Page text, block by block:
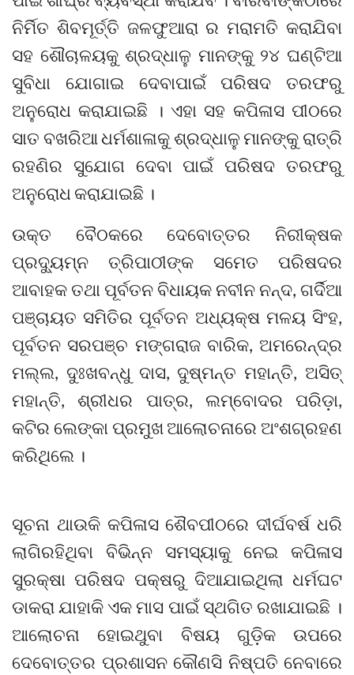
ନିର୍ମିତ ଶିବମୂର୍ତ୍ତି ଜଳଫୁଆରା ର ମରାମତି କରାଯିବା
ସହ ଶୌଚାଳୟକୁ ଶ୍ରଦ୍ଧାଳୁ ମାନଙ୍କୁ ୨୪ ଘଣ୍ଟିଆ
ସୁବିଧା ଯୋଗାଇ ଦେବାପାଇଁ ପରିଷଦ ତରଫରୁ
ଅନୁରୋଧ କରାଯାଇଛି । ଏହା ସହ କପିଳାସ ପୀଠରେ
ସାତ ବଖରିଆ ଧର୍ମଶାଳାକୁ ଶ୍ରଦ୍ଧାଳୁ ମାନଙ୍କୁ ରାତ୍ରି
ରହଣିର ସୁଯୋଗ ଦେବା ପାଇଁ ପରିଷଦ ତରଫରୁ
ଅନୁରୋଧ କରାଯାଇଛି ।
ଉକ୍ତ ବୈଠକରେ ଦେବୋତ୍ତର ନିରୀକ୍ଷକ
ପ୍ରଦ୍ୟୁମ୍ନ ତ୍ରିପାଠୀଙ୍କ ସମେତ ପରିଷଦର
ଆବାହକ ତଥା ପୂର୍ବତନ ବିଧାୟକ ନବୀନ ନନ୍ଦ, ଗର୍ଦିଆ
ପଞ୍ଚାୟତ ସମିତିର ପୂର୍ବତନ ଅଧ୍ୟକ୍ଷ ମଳୟ ସିଂହ,
ପୂର୍ବତନ ସରପଞ୍ଚ ମଙ୍ଗରାଜ ବାରିକ, ଅମରେନ୍ଦ୍ର
ମଲ୍ଲ, ଦୁଃଖବନ୍ଧୁ ଦାସ, ଦୁଷ୍ମନ୍ତ ମହାନ୍ତି, ଅସିତ୍
ମହାନ୍ତି, ଶ୍ରୀଧର ପାତ୍ର, ଲମ୍ବୋଦର ପରିଡ଼ା,
କଟିର ଲେଙ୍କା ପ୍ରମୁଖ ଆଲୋଚନାରେ ଅଂଶଗ୍ରହଣ
କରିଥିଲେ ।
ସୂଚନା ଥାଉକି କପିଳାସ ଶୈବପୀଠରେ ଦୀର୍ଘବର୍ଷ ଧରି
ଲାଗିରହିଥିବା ବିଭିନ୍ନ ସମସ୍ୟାକୁ ନେଇ କପିଳାସ
ସୁରକ୍ଷା ପରିଷଦ ପକ୍ଷରୁ ଦିଆଯାଇଥିଲା ଧର୍ମଘଟ
ଡାକରା ଯାହାକି ଏକ ମାସ ପାଇଁ ସ୍ଥଗିତ ରଖାଯାଇଛି ।
ଆଲୋଚନା ହୋଇଥୁବା ବିଷୟ ଗୁଡ଼ିକ ଉପରେ
ଦେବୋତ୍ତର ପ୍ରଶାସନ କୌଣସି ନିଷ୍ପତି ନେବାରେ